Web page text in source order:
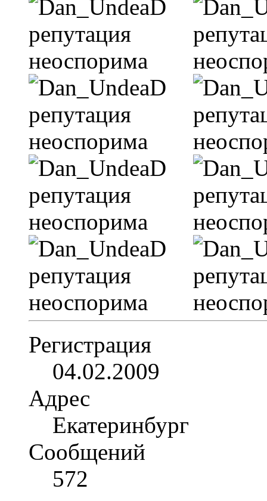
Регистрация
04.02.2009
Адрес
Екатеринбург
Сообщений
572